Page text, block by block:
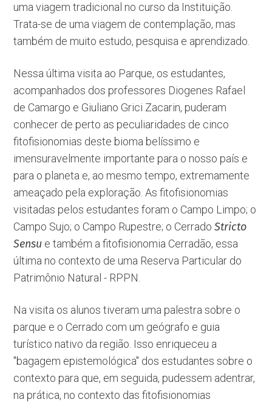
uma viagem tradicional no curso da Instituição.
Trata-se de uma viagem de contemplação, mas
também de muito estudo, pesquisa e aprendizado.
Nessa última visita ao Parque, os estudantes,
acompanhados dos professores Diogenes Rafael
de Camargo e Giuliano Grici Zacarin, puderam
conhecer de perto as peculiaridades de cinco
fitofisionomias deste bioma belíssimo e
imensuravelmente importante para o nosso país e
para o planeta e, ao mesmo tempo, extremamente
ameaçado pela exploração. As fitofisionomias
visitadas pelos estudantes foram o Campo Limpo; o
Campo Sujo; o Campo Rupestre; o CerradoStricto
Sensu e também a fitofisionomia Cerradão, essa
última no contexto de uma Reserva Particular do
Patrimônio Natural - RPPN.
Na visita os alunos tiveram uma palestra sobre o
parque e o Cerrado com um geógrafo e guia
turístico nativo da região. Isso enriqueceu a
''bagagem epistemológica'' dos estudantes sobre o
contexto para que, em seguida, pudessem adentrar,
na prática, no contexto das fitofisionomias